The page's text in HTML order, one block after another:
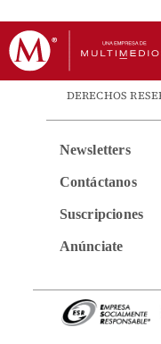
DERECHOS
Newsletters
Contáctanos
Suscripciones
Anúnciate